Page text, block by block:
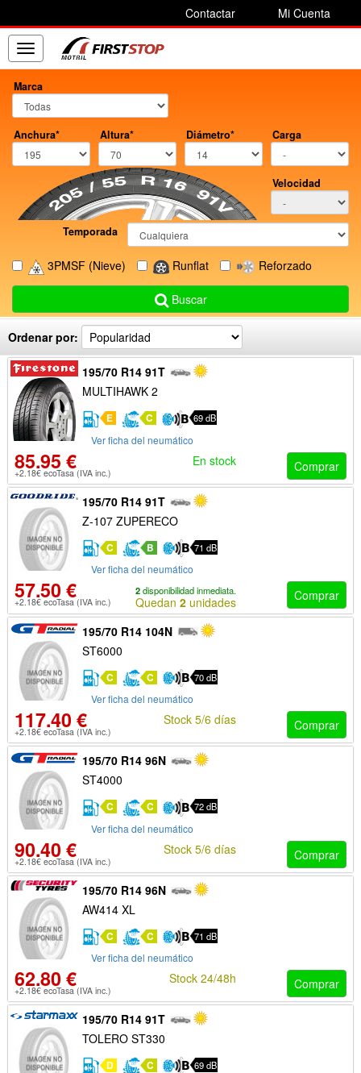
Contactar Mi Cuenta
Toggle
navigation
Marca
Anchura* Altura* Diámetro* Carga
Velocidad
Temporada
3PMSF (Nieve) Runflat Reforzado
Buscar
Ordenar por:
195/70 R14 91T
MULTIHAWK 2
E C 69 dB
Ver ficha del neumático
85.95 €
+2.18€ ecoTasa (IVA inc.) Comprar
En stock
195/70 R14 91T
Z-107 ZUPERECO
C B 71 dB
Ver ficha del neumático
57.50 €
+2.18€ ecoTasa (IVA inc.) Comprar
2disponibilidad inmediata.
Quedan 2unidades
195/70 R14 104N
ST6000
C C 70 dB
Ver ficha del neumático
117.40 €
+2.18€ ecoTasa (IVA inc.) Comprar
Stock 5/6 días
195/70 R14 96N
ST4000
C C 72 dB
Ver ficha del neumático
90.40 €
+2.18€ ecoTasa (IVA inc.) Comprar
Stock 5/6 días
195/70 R14 96N
AW414 XL
C C 71 dB
Ver ficha del neumático
62.80 €
+2.18€ ecoTasa (IVA inc.) Comprar
Stock 24/48h
195/70 R14 91T
TOLERO ST330
D C 69 dB